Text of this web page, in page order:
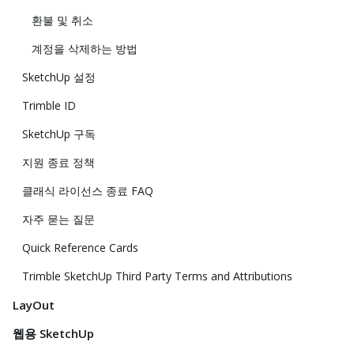
환불 및 취소
계정을 삭제하는 방법
SketchUp 설정
Trimble ID
SketchUp 구독
지원 종료 정책
클래식 라이선스 종료 FAQ
자주 묻는 질문
Quick Reference Cards
Trimble SketchUp Third Party Terms and Attributions
LayOut
웹용 SketchUp